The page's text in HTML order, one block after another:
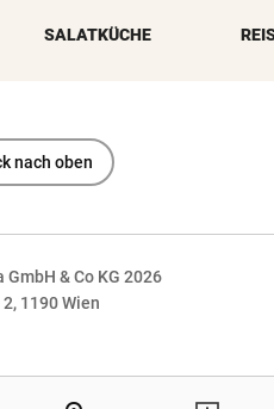
SALATKÜCHE
nach oben
& Co KG 2026
1190 Wien